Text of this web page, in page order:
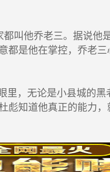
叫他乔老三。据说他
都是他在掌控，乔老
，无论是小县城的黑
知道他真正的能力，